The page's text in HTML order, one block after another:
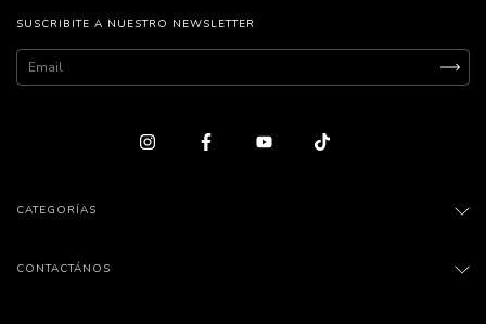
SUSCRIBITE A NUESTRO NEWSLETTER
CATEGORÍAS
CONTACTÁNOS